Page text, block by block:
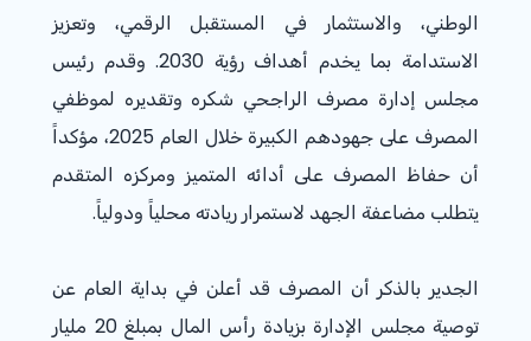
الوطني، والاستثمار في المستقبل الرقمي، وتعزيز
الاستدامة بما يخدم أهداف رؤية 2030. وقدم رئيس
مجلس إدارة مصرف الراجحي شكره وتقديره لموظفي
المصرف على جهودهم الكبيرة خلال العام 2025، مؤكداً
أن حفاظ المصرف على أدائه المتميز ومركزه المتقدم
يتطلب مضاعفة الجهد لاستمرار ريادته محلياً ودولياً.
الجدير بالذكر أن المصرف قد أعلن في بداية العام عن
توصية مجلس الإدارة بزيادة رأس المال بمبلغ 20 مليار